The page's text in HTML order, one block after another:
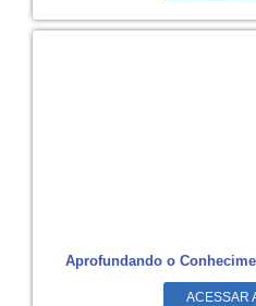
Aprofundando o
ACESSAR